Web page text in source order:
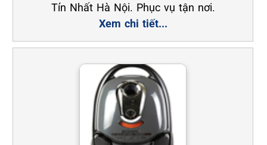
Tín Nhất Hà Nội. Phục vụ tận nơi.
Xem chi tiết...